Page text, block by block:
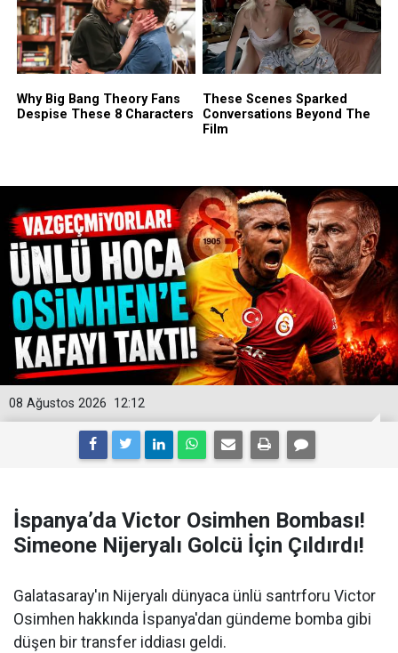
12:12
08 Ağustos 2026
İspanya’da Victor Osimhen Bombası!
Simeone Nijeryalı Golcü İçin Çıldırdı!
Galatasaray'ın Nijeryalı dünyaca ünlü santrforu Victor
Osimhen hakkında İspanya'dan gündeme bomba gibi
düşen bir transfer iddiası geldi.